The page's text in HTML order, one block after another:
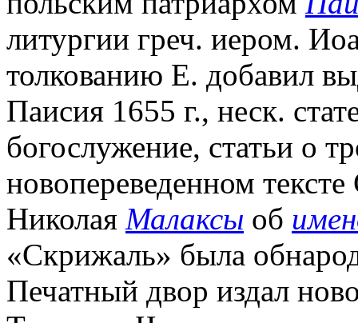
литургии греч. иером.
толкованию Е. добавил
Паисия 1655 г., неск.
богослужение, статьи о
новопереведенном
Николая Малаксы об
«Скрижаль» была
Печатный двор издал